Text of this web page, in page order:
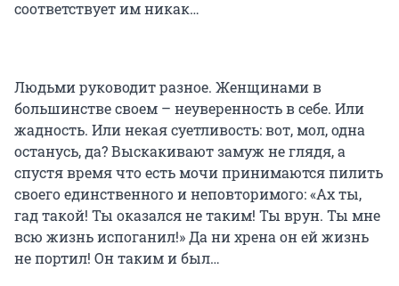
соответствует им никак…
Людьми руководит разное. Женщинами в
большинстве своем – неуверенность в себе. Или
жадность. Или некая суетливость: вот, мол, одна
останусь, да? Выскакивают замуж не глядя, а
спустя время что есть мочи принимаются пилить
своего единственного и неповторимого: «Ах ты,
гад такой! Ты оказался не таким! Ты врун. Ты мне
всю жизнь испоганил!» Да ни хрена он ей жизнь
не портил! Он таким и был…